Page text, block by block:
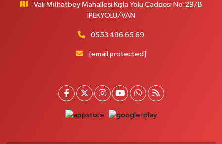
Vali Mithatbey Mahallesi Kışla Yolu Caddesi No:29/B
İPEKYOLU/VAN
0553 496 65 69
[email protected]